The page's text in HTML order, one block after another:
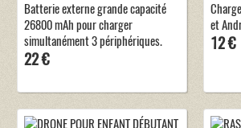
Batterie externe grande capacité
26800 mAh pour charger
simultanément 3 périphériques.
22 €
et
12 €